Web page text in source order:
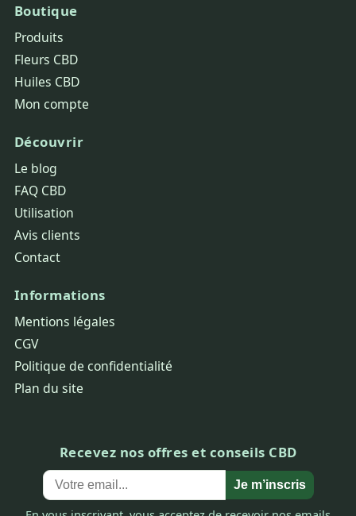
Boutique
Produits
Fleurs CBD
Huiles CBD
Mon compte
Découvrir
Le blog
FAQ CBD
Utilisation
Avis clients
Contact
Informations
Mentions légales
CGV
Politique de confidentialité
Plan du site
Recevez nos offres et conseils CBD
Je m’inscris